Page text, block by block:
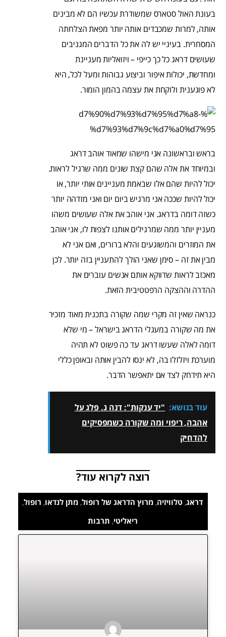
בעונת האול סטארס שמשודרת עכשיו הם לא מבינים
אותה, למרות שמכבדים אותה יותר מפאת הצלחתה
המסחרית. בעיניי יש לה את כל הדברים המגניבים
שעושים דראג כל כך כייפי – ויזואליות מעניינת
ומחדשת, יכולות איפור וביצוע גבוהות ומעל לכל, היא
לא פוגענית ולוקחת את עצמה בהמון הומור.
בראש ובראשונה אני מישהו שמאוד אוהב דראג
ובמיוחד את אלה שהם קצת שונים ממה שרגיל לראות.
יכול להיות שהם אלו שבאמת מעניינים אותי יותר, או
יכול להיות שככה אני מרגיש ביום יום ואני מזדהה יותר
כשזה דומה בדראג. אני אוהב את אלה שעושים משהו
מעניין יותר ממה שמרגילים אותנו לצפות לו, אני אוהב
את המוזרים והמשוגעים והלא ברורים, ואם אני לא
מבין את זה – סימן שאני הולך להתעניין בזה יותר. לכן
מאכזב לראות שדווקא אותם אנשים עוברים את
ההדרה וההצקה הרפטטיבית הזאת.
כנראה שאין זה מקרי שמה שקורה בתכנית מאוד מזכיר
את מה שקורה במעגלי הדראג בישראל – מי שלא
דומה לאלה שעשו דראג עד כה פשוט לא תהיה
מוערכת ויזלזלו בה, לא ינסו להבין אותה ובאופן כללי
היא תידחק לצד אם יתאפשר הדבר.
עוד בנושא: "יד ענקות": דנה ג. פלג על
אהבה, ריפוי ומה שקורה כשמפסיקים
להדחיק
רוצה לקרוא עוד?
דראג, טלוויזיה, מרוץ הדראג של רופול, מתן לנדאו, רופול,
ריאליטי, תרבות